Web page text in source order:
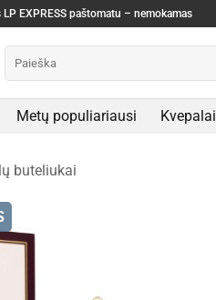
EXPRESS paštomatu – nemokamas
Metų populiariausi Kvepalai
buteliukai